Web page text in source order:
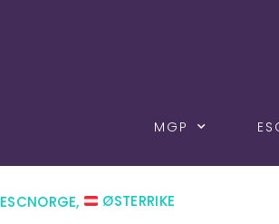
MGP
ESCNORGE, ØSTERRIKE